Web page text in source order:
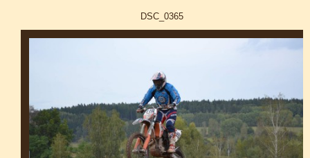
DSC_0365